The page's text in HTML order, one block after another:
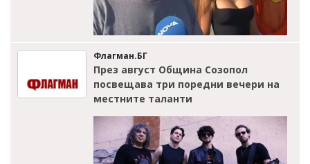
Флагман.БГ
През август Община Созопол
посвещава три поредни вечери на
местните таланти